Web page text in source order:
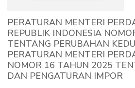
PERATURAN MENTERI
REPUBLIK INDONESIA
TENTANG PERUBAHAN
PERATURAN MENTERI
NOMOR 16 TAHUN 2025
DAN PENGATURAN IMPOR